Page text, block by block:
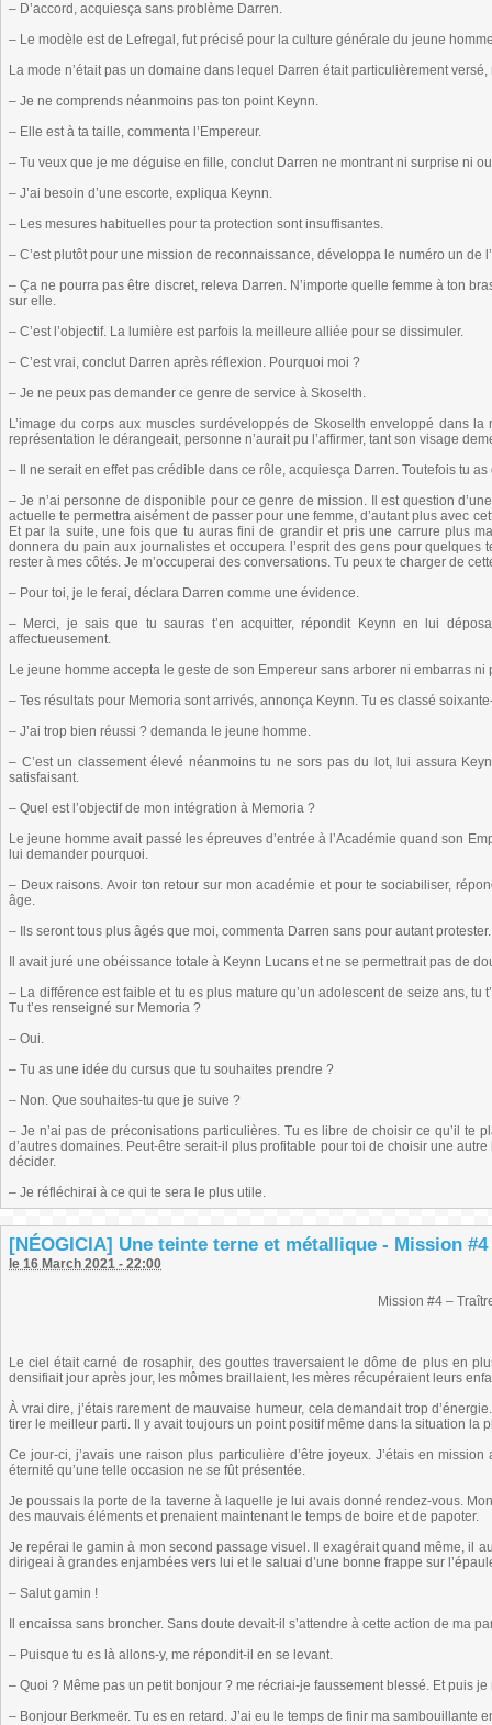
– D’accord, acquiesça sans problème Darren.
– Le modèle est de Lefregal, fut précisé pour la culture générale du jeune
La mode n’était pas un domaine dans lequel Darren était particulièrement
– Je ne comprends néanmoins pas ton point Keynn.
– Elle est à ta taille, commenta l’Empereur.
– Tu veux que je me déguise en fille, conclut Darren ne montrant ni surprise ni
– J’ai besoin d’une escorte, expliqua Keynn.
– Les mesures habituelles pour ta protection sont insuffisantes.
– C’est plutôt pour une mission de reconnaissance, développa le numéro un de
– Ça ne pourra pas être discret, releva Darren. N’importe quelle femme à ton
sur elle.
– C’est l’objectif. La lumière est parfois la meilleure alliée pour se dissimuler.
– C’est vrai, conclut Darren après réflexion. Pourquoi moi ?
– Je ne peux pas demander ce genre de service à Skoselth.
L’image du corps aux muscles surdéveloppés de Skoselth enveloppé dans
représentation le dérangeait, personne n’aurait pu l’affirmer, tant son visage
– Il ne serait en effet pas crédible dans ce rôle, acquiesça Darren. Toutefois tu
– Je n’ai personne de disponible pour ce genre de mission. Il est question
actuelle te permettra aisément de passer pour une femme, d’autant plus avec
Et par la suite, une fois que tu auras fini de grandir et pris une carrure plus
donnera du pain aux journalistes et occupera l’esprit des gens pour
rester à mes côtés. Je m’occuperai des conversations. Tu peux te charger de
– Pour toi, je le ferai, déclara Darren comme une évidence.
– Merci, je sais que tu sauras t’en acquitter, répondit Keynn en lui
affectueusement.
Le jeune homme accepta le geste de son Empereur sans arborer ni embarras ni
– Tes résultats pour Memoria sont arrivés, annonça Keynn. Tu es classé
– J’ai trop bien réussi ? demanda le jeune homme.
– C’est un classement élevé néanmoins tu ne sors pas du lot, lui assura
satisfaisant.
– Quel est l’objectif de mon intégration à Memoria ?
Le jeune homme avait passé les épreuves d’entrée à l’Académie quand son
lui demander pourquoi.
– Deux raisons. Avoir ton retour sur mon académie et pour te sociabiliser,
âge.
– Ils seront tous plus âgés que moi, commenta Darren sans pour autant protester.
Il avait juré une obéissance totale à Keynn Lucans et ne se permettrait pas de
– La différence est faible et tu es plus mature qu’un adolescent de seize ans,
Tu t’es renseigné sur Memoria ?
– Oui.
– Tu as une idée du cursus que tu souhaites prendre ?
– Non. Que souhaites-tu que je suive ?
– Je n’ai pas de préconisations particulières. Tu es libre de choisir ce qu’il te
d’autres domaines. Peut-être serait-il plus profitable pour toi de choisir une
décider.
– Je réfléchirai à ce qui te sera le plus utile.
[NÉOGICIA] Une teinte terne et métallique - Mission #4
le 16 March 2021 - 22:00
Mission #4 –
Le ciel était carné de rosaphir, des gouttes traversaient le dôme de plus en
densifiait jour après jour, les mômes braillaient, les mères récupéraient leurs
À vrai dire, j’étais rarement de mauvaise humeur, cela demandait trop
tirer le meilleur parti. Il y avait toujours un point positif même dans la situation la
Ce jour-ci, j’avais une raison plus particulière d’être joyeux. J’étais en
éternité qu’une telle occasion ne se fût présentée.
Je poussais la porte de la taverne à laquelle je lui avais donné rendez-vous.
des mauvais éléments et prenaient maintenant le temps de boire et de papoter.
Je repérai le gamin à mon second passage visuel. Il exagérait quand même, il
dirigeai à grandes enjambées vers lui et le saluai d’une bonne frappe sur
– Salut gamin !
Il encaissa sans broncher. Sans doute devait-il s’attendre à cette action de ma
– Puisque tu es là allons-y, me répondit-il en se levant.
– Quoi ? Même pas un petit bonjour ? me récriai-je faussement blessé. Et puis
– Bonjour Berkmeër. Tu es en retard. J’ai eu le temps de finir ma sambouillante